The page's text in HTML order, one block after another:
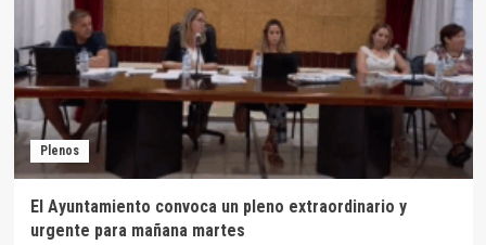
el
grupo
dos
de
la
segunda
división
extremeña
la
temporada
2026/2027
Plenos
El Ayuntamiento convoca un pleno extraordinario y
urgente para mañana martes